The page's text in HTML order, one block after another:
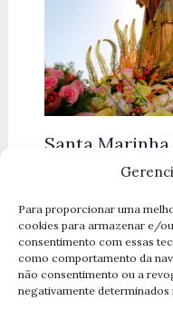
Para proporcionar uma
cookies para armazenar e/
consentimento com essas
como comportamento da
não consentimento ou a
negativamente determinados
Santa Marinha
Deixe um comentário